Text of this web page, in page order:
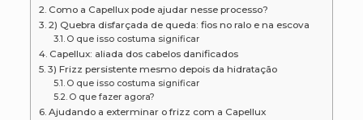
Como a Capellux pode ajudar nesse processo?
2) Quebra disfarçada de queda: fios no ralo e na escova
O que isso costuma significar
Capellux: aliada dos cabelos danificados
3) Frizz persistente mesmo depois da hidratação
O que isso costuma significar
O que fazer agora?
Ajudando a exterminar o frizz com a Capellux